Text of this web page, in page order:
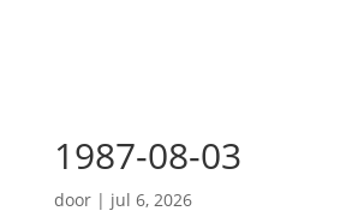
1987-08-03
door | jul 6, 2026